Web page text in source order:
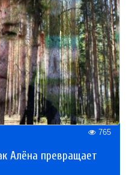
765
Алёна превращает